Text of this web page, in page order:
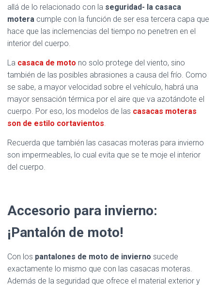
allá de lo relacionado con la seguridad- la casaca
motera cumple con la función de ser esa tercera capa que
hace que las inclemencias del tiempo no penetren en el
interior del cuerpo.
La casaca de moto no solo protege del viento, sino
también de las posibles abrasiones a causa del frío. Como
se sabe, a mayor velocidad sobre el vehículo, habrá una
mayor sensación térmica por el aire que va azotándote el
cuerpo. Por eso, los modelos de las casacas moteras
son de estilo cortavientos.
Recuerda que también las casacas moteras para invierno
son impermeables, lo cual evita que se te moje el interior
del cuerpo.
Accesorio para invierno:
¡Pantalón de moto!
Con los pantalones de moto de invierno sucede
exactamente lo mismo que con las casacas moteras.
Además de la seguridad que ofrece el material exterior y